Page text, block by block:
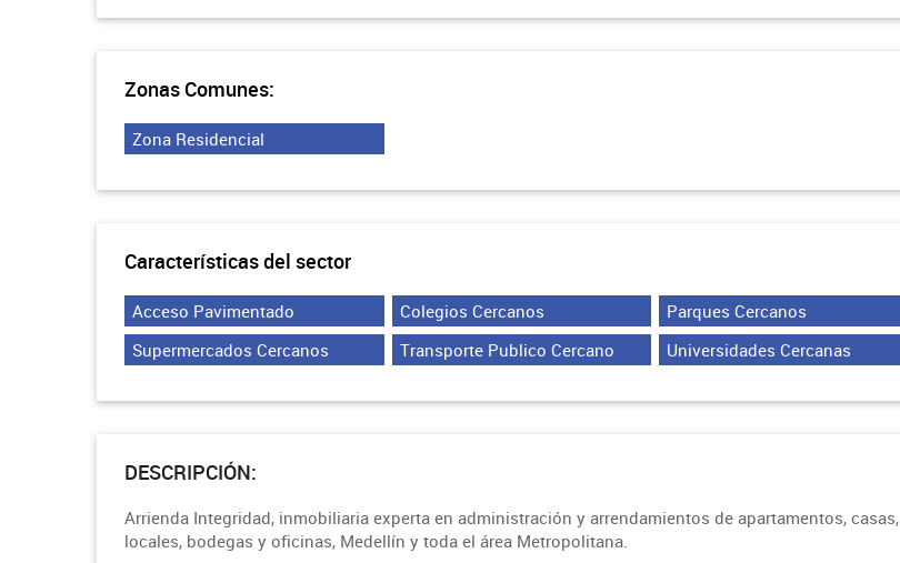
Zonas Comunes:
Zona Residencial
Características del sector
Acceso Pavimentado Colegios Cercanos
Parques Cercanos
Supermercados Cercanos
Transporte Publico Cercano Universidades Cercanas
DESCRIPCIÓN:
Arrienda Integridad, inmobiliaria experta en administración y arrendamientos de apartamentos, casas,
locales, bodegas y oficinas, Medellín y toda el área Metropolitana.